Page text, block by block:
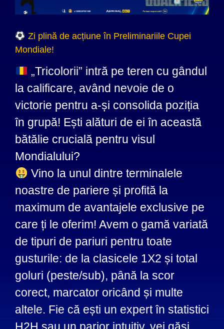
Zi plină de acțiune în Preliminariile Cupei
Mondiale!
„Tricolorii” intră pe teren cu gândul
la calificare, având nevoie de o
victorie pentru a-și consolida poziția
în grupă! Ești alături de ei în această
bătălie crucială pentru visul
Mondialului?
Vino la unul dintre terminalele
noastre de pariere și profită la
maximum de avantajele exclusive pe
care ți le oferim! Avem o gamă variată
de tipuri de pariuri pentru toate
gusturile: de la clasicele 1X2 și total
goluri (peste/sub), până la scor
corect, marcator oricând și multe
altele. Fie că ești un expert în statistici